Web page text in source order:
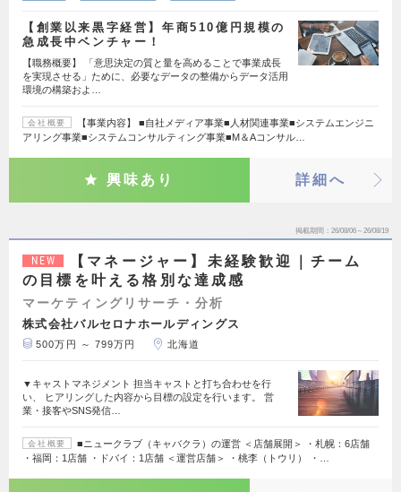
【創業以来黒字経営】年商510億円規模の
急成長中ベンチャー！
【職務概要】 「意思決定の質と量を高めることで事業成長
を実現させる」ために、必要なデータの整備からデータ活用
環境の構築およ…
会社概要
【事業内容】 ■自社メディア事業■人材関連事業■システムエンジニ
アリング事業■システムコンサルティング事業■M＆Aコンサル…
興味あり 詳細へ
掲載期間 26/08/06～26/08/19
NEW
【マネージャー】未経験歓迎｜チーム
の目標を叶える格別な達成感
マーケティングリサーチ・分析
株式会社バルセロナホールディングス
500万円 ～ 799万円 北海道
▼キャストマネジメント 担当キャストと打ち合わせを行
い、 ヒアリングした内容から目標の設定を行います。 営
業・接客やSNS発信…
会社概要
■ニュークラブ（キャバクラ）の運営 ＜店舗展開＞ ・札幌：6店舗
・福岡：1店舗 ・ドバイ：1店舗 ＜運営店舗＞ ・桃李（トウリ） ・…